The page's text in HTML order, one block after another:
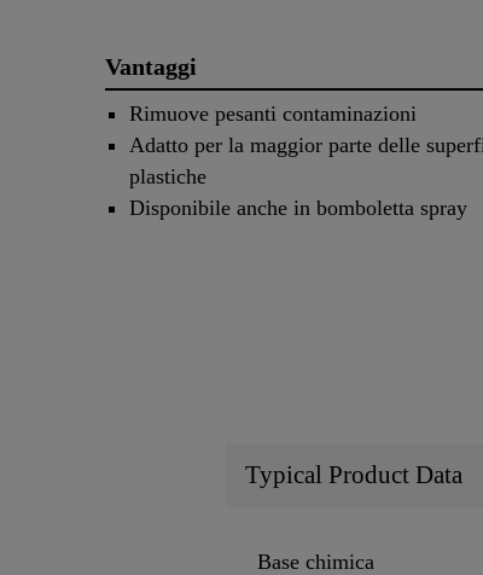
Vantaggi
Rimuove pesanti contaminazioni
Adatto per la maggior parte delle
plastiche
Disponibile anche in bomboletta spray
Typical Product Data
Base chimica